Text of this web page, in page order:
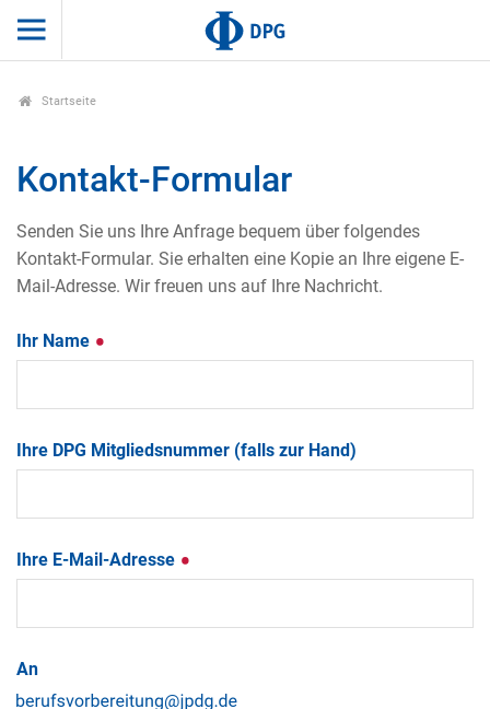
Startseite
Kontakt-Formular
Senden Sie uns Ihre Anfrage bequem über folgendes
Kontakt-Formular. Sie erhalten eine Kopie an Ihre eigene E-
Mail-Adresse. Wir freuen uns auf Ihre Nachricht.
Ihr Name
Ihre DPG Mitgliedsnummer (falls zur Hand)
Ihre E-Mail-Adresse
An